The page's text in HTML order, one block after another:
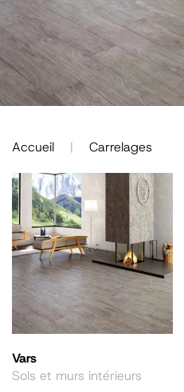
Accueil Carrelages
Vars
Sols et murs intérieurs